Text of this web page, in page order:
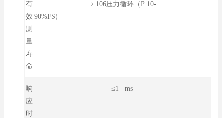
有
效
测
量
寿
命
﹥106压力循环（P:10-
90%FS）
响
应
时
≤1 ms